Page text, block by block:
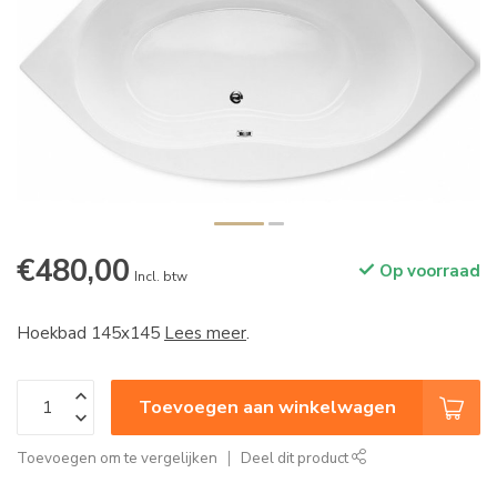
€480,00 Incl. btw Op voorraad
Hoekbad 145x145 Lees meer.
Toevoegen aan winkelwagen
Toevoegen om te vergelijken Deel dit product